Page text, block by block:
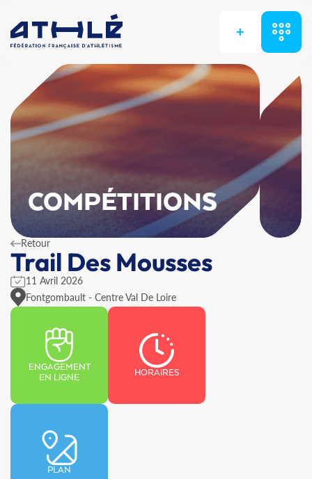
+
COMPÉTITIONS
Retour
Trail Des Mousses
11 Avril 2026
Fontgombault - Centre Val De Loire
ENGAGEMENT
EN LIGNE
HORAIRES
PLAN